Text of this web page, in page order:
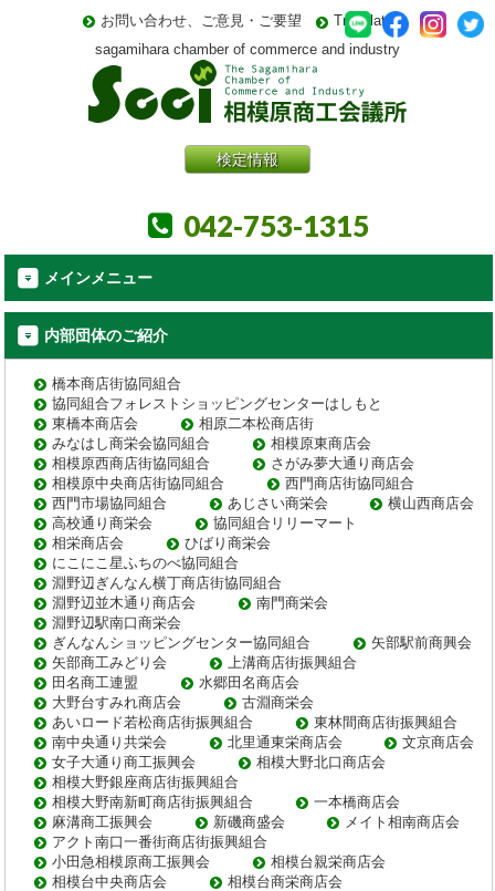
sagamihara chamber of commerce and industry
お問い合わせ、ご意見・ご要望 Translate
検定情報
042-753-1315
メインメニュー
内部団体のご紹介
橋本商店街協同組合
協同組合フォレストショッピングセンターはしもと
東橋本商店会
相原二本松商店街
みなはし商栄会協同組合
相模原東商店会
相模原西商店街協同組合
さがみ夢大通り商店会
相模原中央商店街協同組合
西門商店街協同組合
西門市場協同組合
あじさい商栄会
横山西商店会
高校通り商栄会
協同組合リリーマート
相栄商店会
ひばり商栄会
にこにこ星ふちのべ協同組合
淵野辺ぎんなん横丁商店街協同組合
淵野辺並木通り商店会
南門商栄会
淵野辺駅南口商栄会
ぎんなんショッピングセンター協同組合
矢部駅前商興会
矢部商工みどり会
上溝商店街振興組合
田名商工連盟
水郷田名商店会
大野台すみれ商店会
古淵商栄会
あいロード若松商店街振興組合
東林間商店街振興組合
南中央通り共栄会
北里通東栄商店会
文京商店会
女子大通り商工振興会
相模大野北口商店会
相模大野銀座商店街振興組合
相模大野南新町商店街振興組合
一本橋商店会
麻溝商工振興会
新磯商盛会
メイト相南商店会
アクト南口一番街商店街振興組合
小田急相模原商工振興会
相模台親栄商店会
相模台中央商店会
相模台商栄商店会